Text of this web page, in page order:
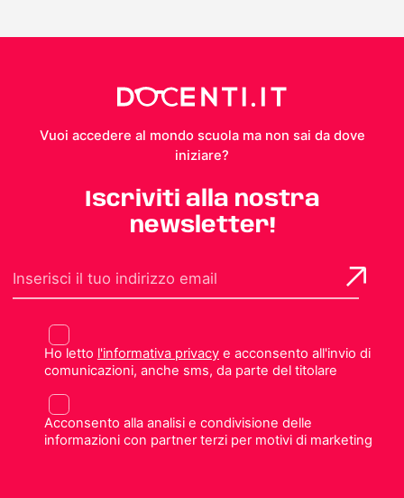
Vuoi accedere al mondo scuola ma non sai da dove
iniziare?
Iscriviti alla nostra
newsletter!
Ho letto l'informativa privacye acconsento all'invio di
comunicazioni, anche sms, da parte del titolare
Acconsento alla analisi e condivisione delle
informazioni con partner terzi per motivi di marketing